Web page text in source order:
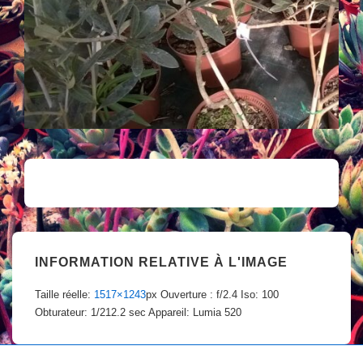
INFORMATION RELATIVE À L'IMAGE
Taille réelle: 1517×1243px Ouverture : f/2.4 Iso: 100
Obturateur: 1/212.2 sec Appareil: Lumia 520